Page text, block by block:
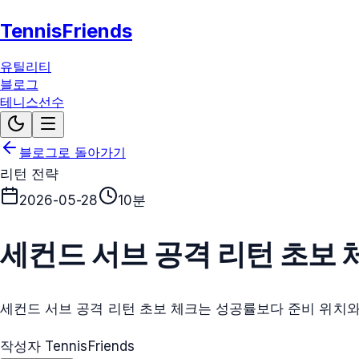
TennisFriends
유틸리티
블로그
테니스선수
블로그로 돌아가기
리턴 전략
2026-05-28
10분
세컨드 서브 공격 리턴 초보
세컨드 서브 공격 리턴 초보 체크는 성공률보다 준비 위치
작성자 TennisFriends